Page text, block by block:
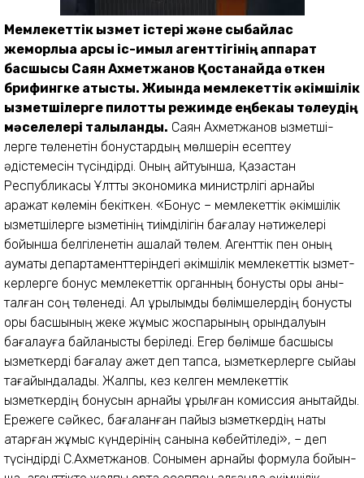
Мемлекеттік қызмет істері және сыбайлас
жемқорлыққа қарсы іс-қимыл агенттігінің аппарат
басшысы Саян Ахметжанов Қостанайда өткен
брифингке қатысты. Жиында мемлекеттiк әкімшілік
қызметшiлерге пилоттық режимде еңбекақы төлеудің
мәселелері талқыланды. Саян Ахметжанов қызмет­ші­
лерге төленетін бонустардың мөлшерін есептеу
әдістемесін түсіндірді. Оның айтуынша, Қазақстан
Республикасы Ұлттық экономика министрлігі арнайы
қаражат көлемін бекіткен. «Бонус – мемлекеттік әкімшілік
қызметшілерге қызметінің тиімділігін бағалау нәтижелері
бойынша белгіленетін ақшалай төлем. Агенттік пен оның
аумақ­тық департаменттеріндегі әкімшілік мемлекеттік қызмет­
керлерге бонус мемлекеттік ор­ган­ның бонустық қоры анық­­
талған соң төленеді. Ал құры­лым­дық бөлімшелердің бонустық
қоры басшының жеке жұмыс жоспарының орындалуын
бағалауға байланысты беріледі. Егер бөлімше басшысы
қызметкерді бағалау қажет деп тапса, қызметкерлерге сыйақы
тағайындалады. Жалпы, кез келген мемлекеттік
қызметкердің бонусын арнайы құрылған комиссия анықтайды.
Ережеге сәйкес, бағаланған пайыз қызметкердің нақты
атқарған жұмыс күндері­нің санына көбейтіледі», – деп
түсіндірді С.Ахметжанов. Сонымен арнайы формула бойын­